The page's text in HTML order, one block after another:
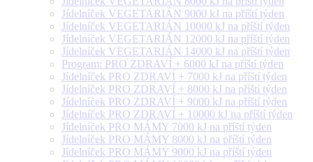
Jídelníček VEGETARIÁN 9000 kJ na příští týden
Jídelníček VEGETARIÁN 10000 kJ na příští týden
Jídelníček VEGETARIÁN 12000 kJ na příští týden
Jídelníček VEGETARIÁN 14000 kJ na příští týden
Program: PRO ZDRAVÍ + 6000 kJ na příští týden
Jídelníček PRO ZDRAVÍ + 7000 kJ na příští týden
Jídelníček PRO ZDRAVÍ + 8000 kJ na příští týden
Jídelníček PRO ZDRAVÍ + 9000 kJ na příští týden
Jídelníček PRO ZDRAVÍ + 10000 kJ na příští týden
Jídelníček PRO MÁMY 7000 kJ na příští týden
Jídelníček PRO MÁMY 8000 kJ na příští týden
Jídelníček PRO MÁMY 9000 kJ na příští týden